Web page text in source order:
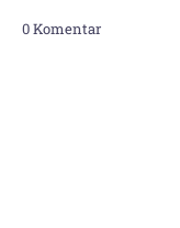
0 Komentar